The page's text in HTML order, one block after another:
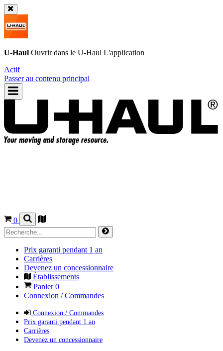
U-Haul Ouvrir dans le U-Haul L'application
Actif
Passer au contenu principal
0
Prix garanti pendant 1 an
Carrières
Devenez un concessionnaire
Établissements
Panier0
Connexion / Commandes
Connexion / Commandes
Prix garanti pendant 1 an
Carrières
Devenez un concessionnaire